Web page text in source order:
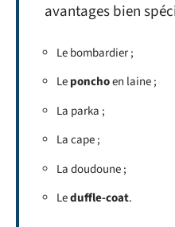
avantages bien
Le bombardier ;
Leponchoen laine ;
La parka ;
La cape ;
La doudoune ;
Leduffle-coat.